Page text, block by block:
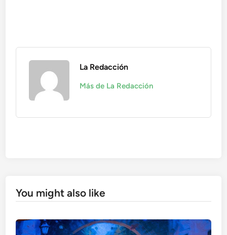
La Redacción
Más de La Redacción
You might also like